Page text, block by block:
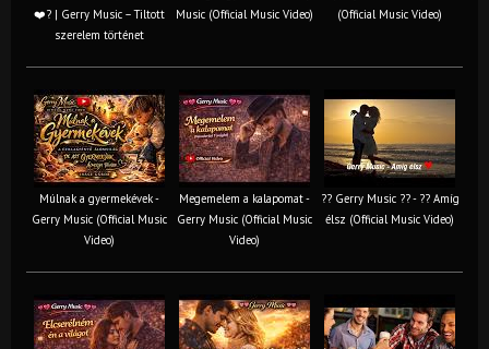
❤️‍? | Gerry Music – Tiltott
szerelem történet
Music (Official Music Video)
(Official Music Video)
Múlnak a gyermekévek -
Gerry Music (Official Music
Video)
Megemelem a kalapomat -
Gerry Music (Official Music
Video)
?? Gerry Music ?? - ?? Amíg
élsz (Official Music Video)